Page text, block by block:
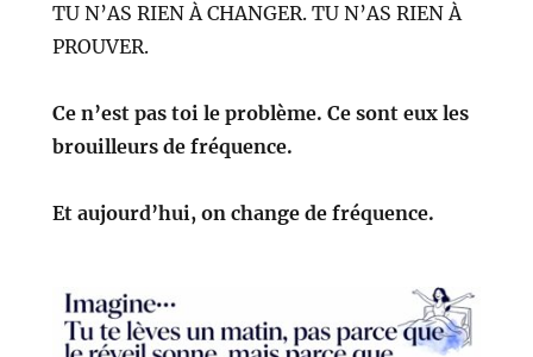
TU N’AS RIEN À CHANGER. TU N’AS RIEN À
PROUVER.
Ce n’est pas toi le problème.Ce sont eux les
brouilleurs de fréquence.
Et aujourd’hui, on change de fréquence.